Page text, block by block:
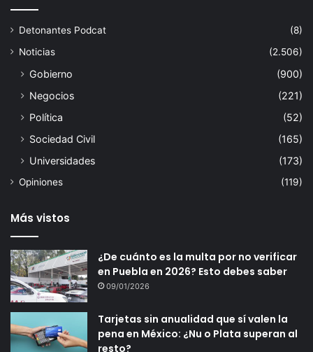
Detonantes Podcat
(8)
Noticias
(2.506)
Gobierno
(900)
Negocios
(221)
Política
(52)
Sociedad Civil
(165)
Universidades
(173)
Opiniones (119)
Más vistos
¿De cuánto es la multa por no verificar
en Puebla en 2026? Esto debes saber
09/01/2026
Tarjetas sin anualidad que sí valen la
pena en México: ¿Nu o Plata superan al
resto?